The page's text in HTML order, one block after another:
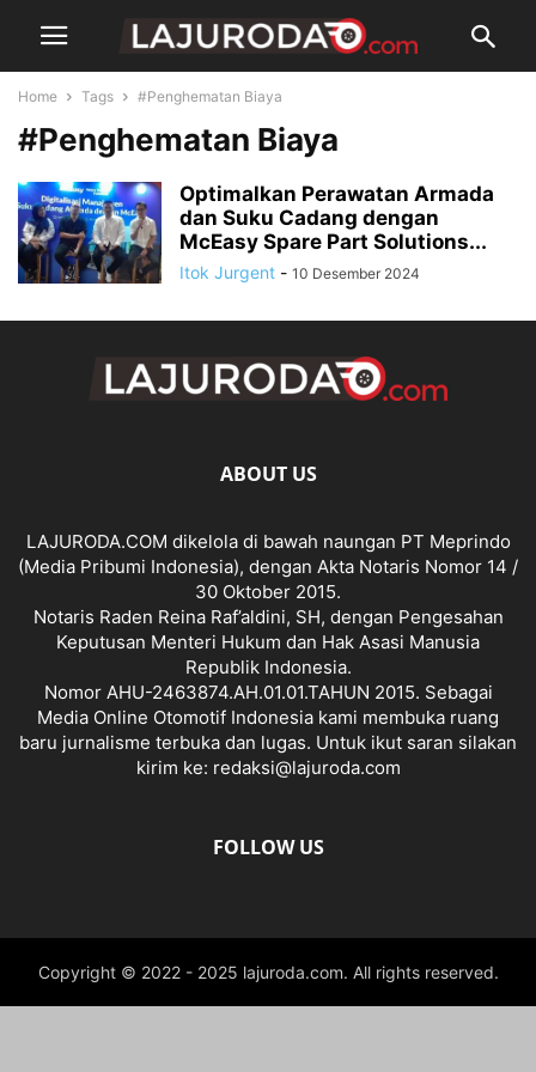
Home Tags #Penghematan Biaya
#Penghematan Biaya
Optimalkan Perawatan Armada
dan Suku Cadang dengan
McEasy Spare Part Solutions...
Itok Jurgent - 10 Desember 2024
ABOUT US
LAJURODA.COM dikelola di bawah naungan PT Meprindo
(Media Pribumi Indonesia), dengan Akta Notaris Nomor 14 /
30 Oktober 2015.
Notaris Raden Reina Raf’aldini, SH, dengan Pengesahan
Keputusan Menteri Hukum dan Hak Asasi Manusia
Republik Indonesia.
Nomor AHU-2463874.AH.01.01.TAHUN 2015. Sebagai
Media Online Otomotif Indonesia kami membuka ruang
baru jurnalisme terbuka dan lugas. Untuk ikut saran silakan
kirim ke: redaksi@lajuroda.com
FOLLOW US
Copyright © 2022 - 2025 lajuroda.com. All rights reserved.